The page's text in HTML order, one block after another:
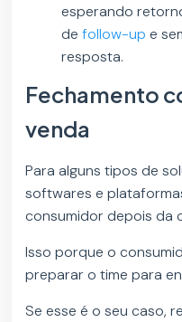
esperando
defollow-up e
resposta.
Fechamento
venda
Para alguns tipos de
softwares e
consumidor depois da
Isso porque o
preparar o time para
Se esse é o seu caso,